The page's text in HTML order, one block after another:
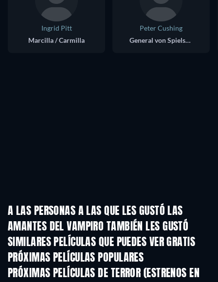
Ingrid Pitt
Marcilla / Carmilla
Peter Cushing
General von Spielsdorf
A LAS PERSONAS A LAS QUE LES GUSTÓ LAS
AMANTES DEL VAMPIRO TAMBIÉN LES GUSTÓ
SIMILARES PELÍCULAS QUE PUEDES VER GRATIS
PRÓXIMAS PELÍCULAS POPULARES
PRÓXIMAS PELÍCULAS DE TERROR (ESTRENOS EN